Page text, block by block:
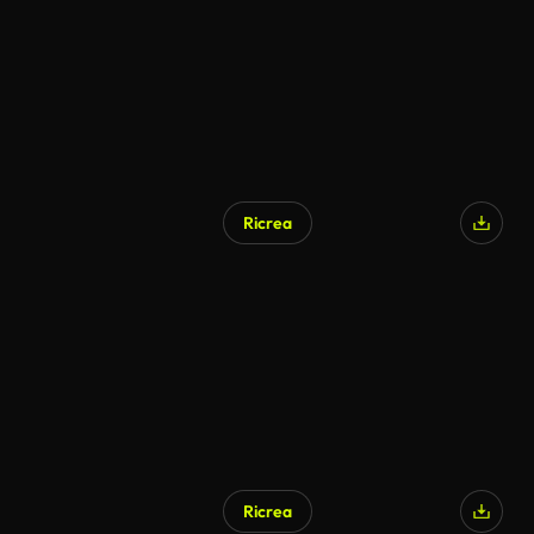
Ricrea
Ricrea